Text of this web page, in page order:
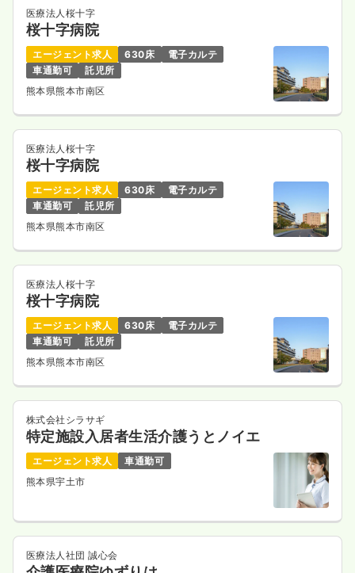
医療法人桜十字
桜十字病院
エージェント求人 630床
電子カルテ
車通勤可
託児所
熊本県熊本市南区
医療法人桜十字
桜十字病院
エージェント求人 630床
電子カルテ
車通勤可
託児所
熊本県熊本市南区
医療法人桜十字
桜十字病院
エージェント求人 630床
電子カルテ
車通勤可
託児所
熊本県熊本市南区
株式会社シラサギ
特定施設入居者生活介護うとノイエ
エージェント求人
車通勤可
熊本県宇土市
医療法人社団 誠心会